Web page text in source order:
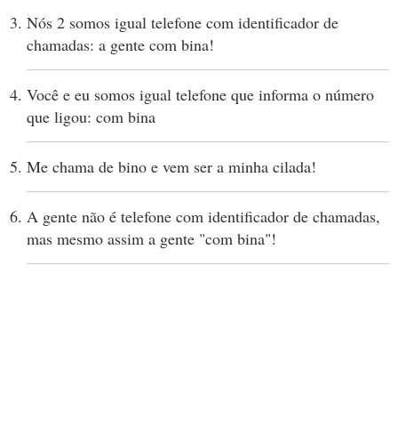
Nós 2 somos igual telefone com identificador de
chamadas: a gente com bina!
Você e eu somos igual telefone que informa o número
que ligou: com bina
Me chama de bino e vem ser a minha cilada!
A gente não é telefone com identificador de chamadas,
mas mesmo assim a gente "com bina"!